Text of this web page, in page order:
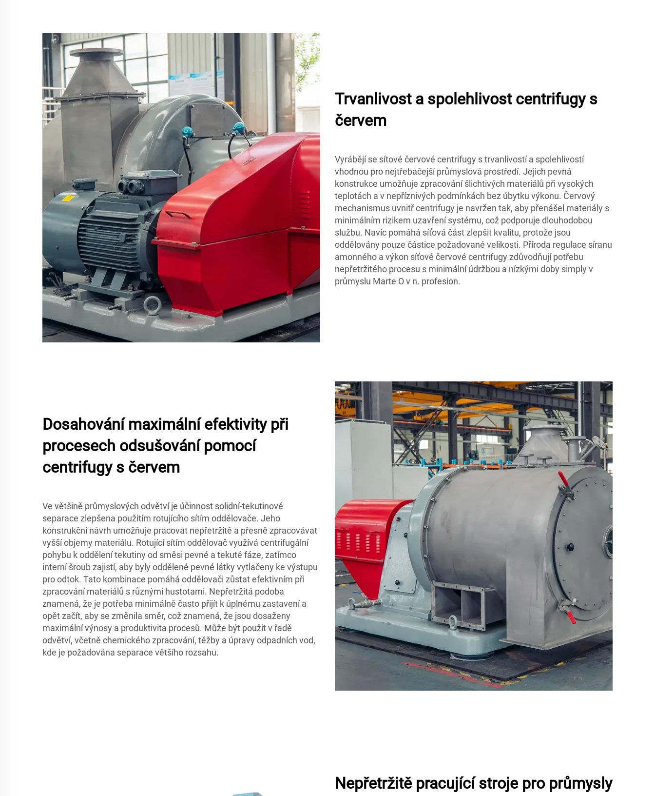
Trvanlivost a spolehlivost centrifugy s
červem
Vyrábějí se sítové červové centrifugy s trvanlivostí a spolehlivostí
vhodnou pro nejtřebačejší průmyslová prostředí. Jejich pevná
konstrukce umožňuje zpracování šlichtivých materiálů při vysokých
teplotách a v nepříznivých podmínkách bez úbytku výkonu. Červový
mechanismus uvnitř centrifugy je navržen tak, aby přenášel materiály s
minimálním rizikem uzavření systému, což podporuje dlouhodobou
službu. Navíc pomáhá síťová část zlepšit kvalitu, protože jsou
oddělovány pouze částice požadované velikosti. Příroda regulace síranu
amonného a výkon síťové červové centrifugy zdůvodňují potřebu
nepřetržitého procesu s minimální údržbou a nízkými doby simply v
průmyslu Marte O v n. profesion.
Dosahování maximální efektivity při
procesech odsušování pomocí
centrifugy s červem
Ve většině průmyslových odvětví je účinnost solidní-tekutinové
separace zlepšena použitím rotujícího sítím oddělovače. Jeho
konstrukční návrh umožňuje pracovat nepřetržitě a přesně zpracovávat
vyšší objemy materiálu. Rotující sítím oddělovač využívá centrifugální
pohybu k oddělení tekutiny od směsi pevné a tekuté fáze, zatímco
interní šroub zajistí, aby byly oddělené pevné látky vytlačeny ke výstupu
pro odtok. Tato kombinace pomáhá oddělovači zůstat efektivním při
zpracování materiálů s různými hustotami. Nepřetržitá podoba
znamená, že je potřeba minimálně často přijít k úplnému zastavení a
opět začít, aby se změnila směr, což znamená, že jsou dosaženy
maximální výnosy a produktivita procesů. Může být použit v řadě
odvětví, včetně chemického zpracování, těžby a úpravy odpadních vod,
kde je požadována separace většího rozsahu.
Nepřetržitě pracující stroje pro průmysly